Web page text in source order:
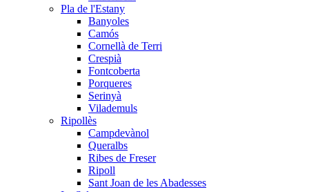
Pla de l'Estany
Banyoles
Camós
Cornellà de Terri
Crespià
Fontcoberta
Porqueres
Serinyà
Vilademuls
Ripollès
Campdevànol
Queralbs
Ribes de Freser
Ripoll
Sant Joan de les Abadesses